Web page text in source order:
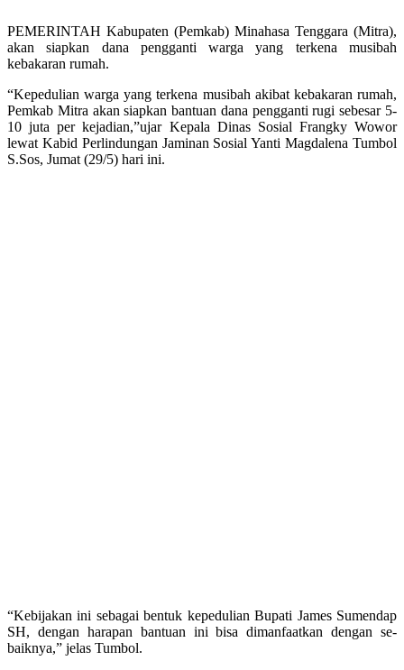
PEMERINTAH Kabupaten (Pemkab) Minahasa Tenggara (Mitra),
akan siapkan dana pengganti warga yang terkena musibah
kebakaran rumah.
“Kepedulian warga yang terkena musibah akibat kebakaran rumah,
Pemkab Mitra akan siapkan bantuan dana pengganti rugi sebesar 5-
10 juta per kejadian,”ujar Kepala Dinas Sosial Frangky Wowor
lewat Kabid Perlindungan Jaminan Sosial Yanti Magdalena Tumbol
S.Sos, Jumat (29/5) hari ini.
“Kebijakan ini sebagai bentuk kepedulian Bupati James Sumendap
SH, dengan harapan bantuan ini bisa dimanfaatkan dengan se-
baiknya,” jelas Tumbol.